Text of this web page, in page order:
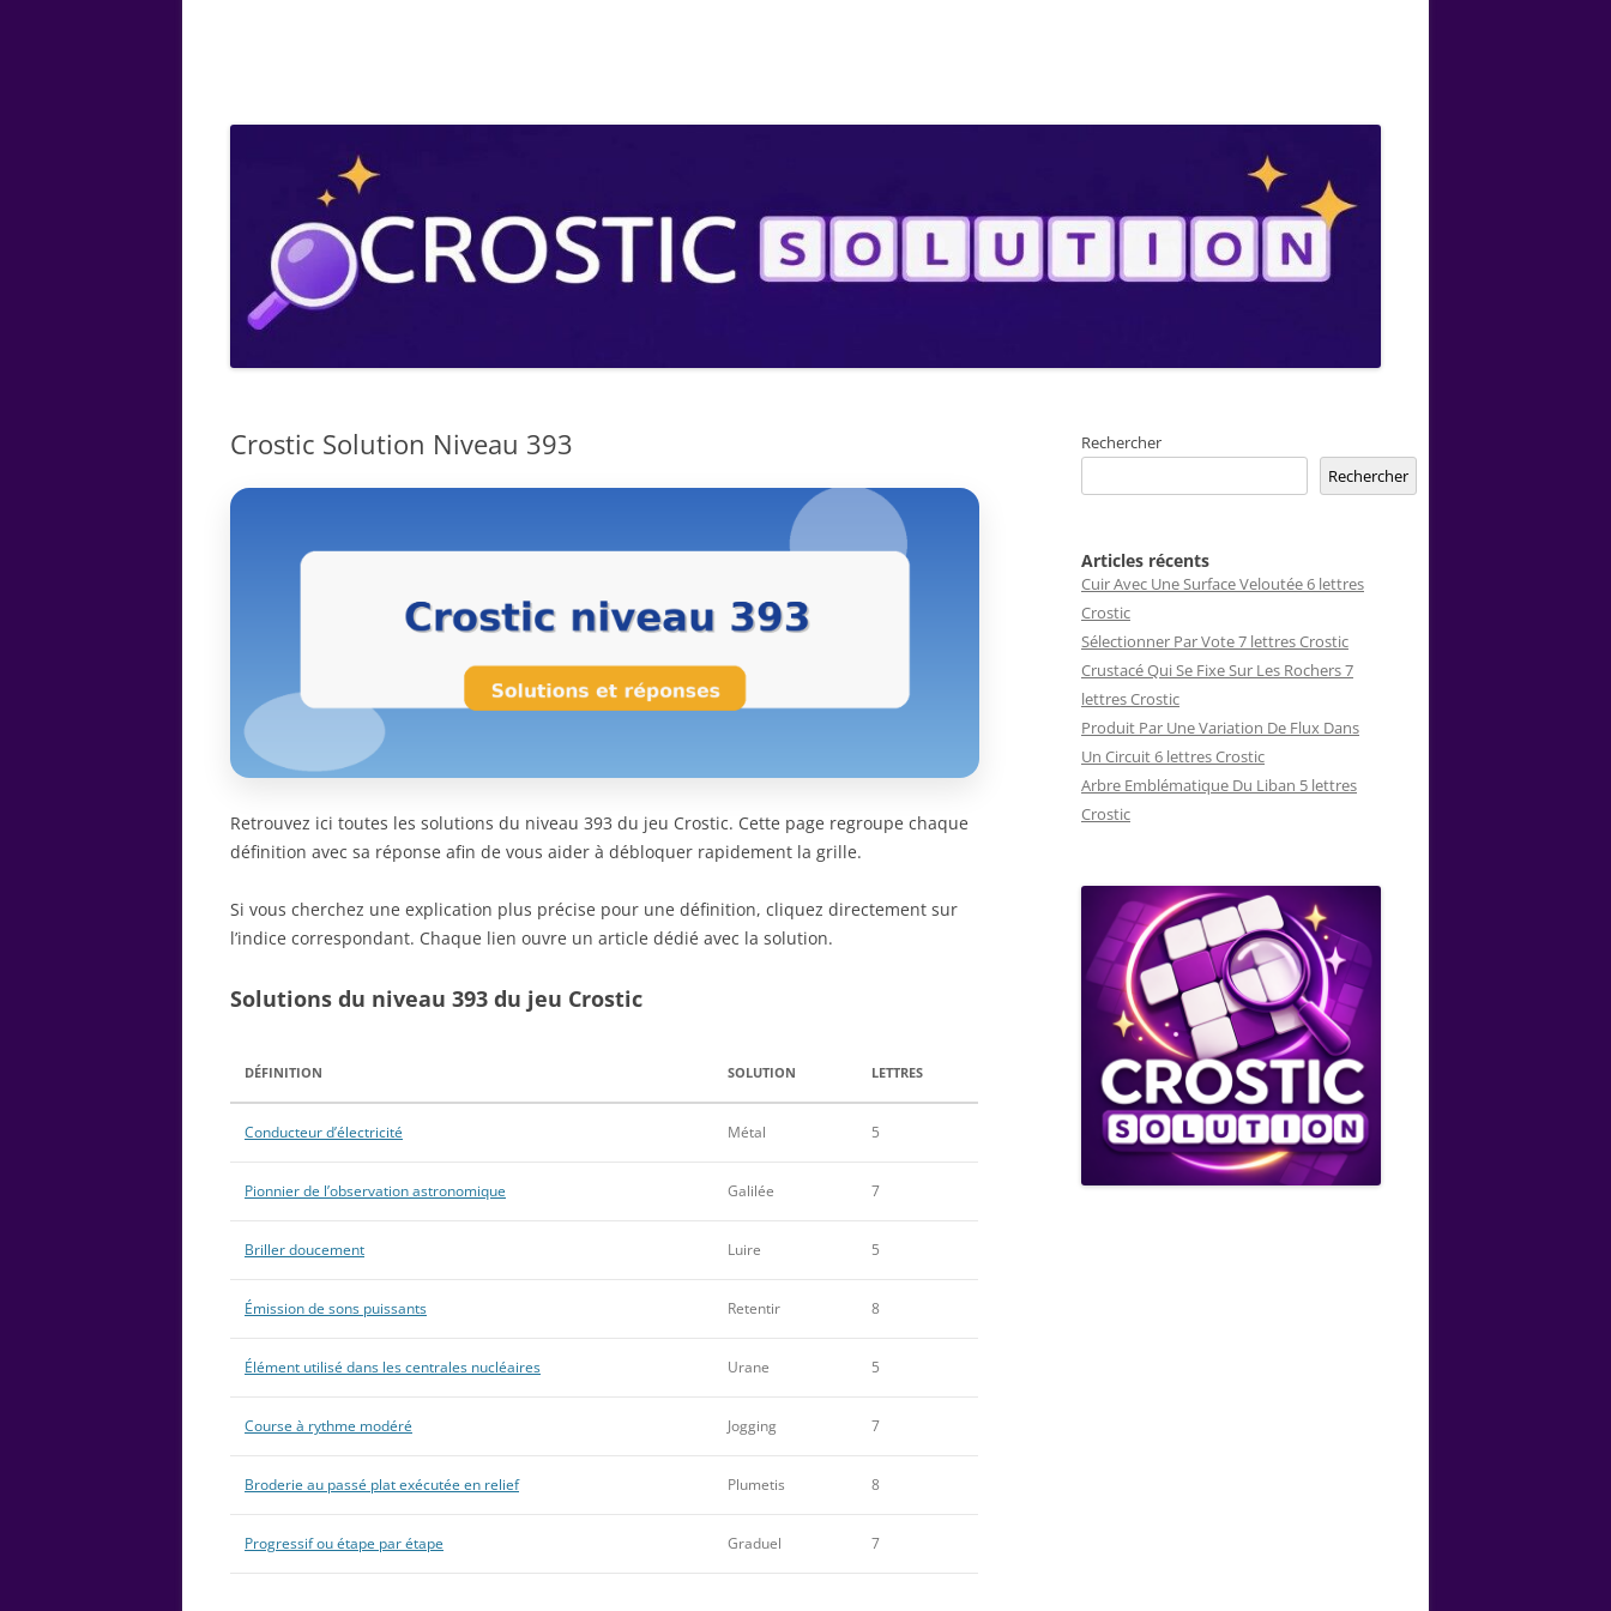
Crostic Solution Niveau 393
Retrouvez ici toutes les solutions du niveau 393 du jeu Crostic. Cette page regroupe chaque
définition avec sa réponse afin de vous aider à débloquer rapidement la grille.
Si vous cherchez une explication plus précise pour une définition, cliquez directement sur
l’indice correspondant. Chaque lien ouvre un article dédié avec la solution.
Solutions du niveau 393 du jeu Crostic
DÉFINITION SOLUTION LETTRES
Conducteur d’électricité Métal 5
Pionnier de l’observation astronomique Galilée 7
Briller doucement Luire 5
Émission de sons puissants Retentir 8
Élément utilisé dans les centrales nucléaires Urane 5
Course à rythme modéré Jogging 7
Broderie au passé plat exécutée en relief Plumetis 8
Progressif ou étape par étape Graduel 7
Rechercher
Rechercher
Articles récents
Cuir Avec Une Surface Veloutée 6 lettres
Crostic
Sélectionner Par Vote 7 lettres Crostic
Crustacé Qui Se Fixe Sur Les Rochers 7
lettres Crostic
Produit Par Une Variation De Flux Dans
Un Circuit 6 lettres Crostic
Arbre Emblématique Du Liban 5 lettres
Crostic